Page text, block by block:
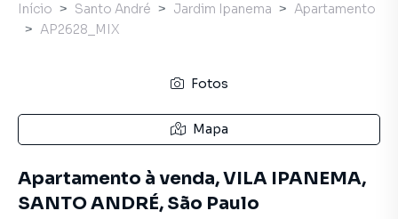
Início Santo André Jardim Ipanema
Apartamento
AP2628_MIX
Fotos
Mapa
Apartamento à venda, VILA IPANEMA,
SANTO ANDRÉ, São Paulo